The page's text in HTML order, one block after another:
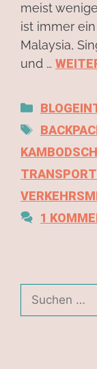
meist
ist immer
Malaysia,
und …
1